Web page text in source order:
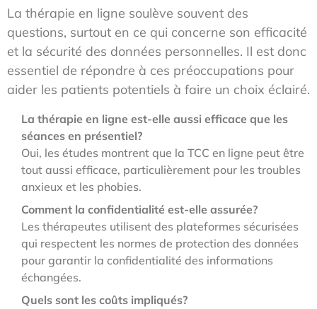
La thérapie en ligne soulève souvent des
questions, surtout en ce qui concerne son efficacité
et la sécurité des données personnelles. Il est donc
essentiel de répondre à ces préoccupations pour
aider les patients potentiels à faire un choix éclairé.
La thérapie en ligne est-elle aussi efficace que les
séances en présentiel?
Oui, les études montrent que la TCC en ligne peut être
tout aussi efficace, particulièrement pour les troubles
anxieux et les phobies.
Comment la confidentialité est-elle assurée?
Les thérapeutes utilisent des plateformes sécurisées
qui respectent les normes de protection des données
pour garantir la confidentialité des informations
échangées.
Quels sont les coûts impliqués?